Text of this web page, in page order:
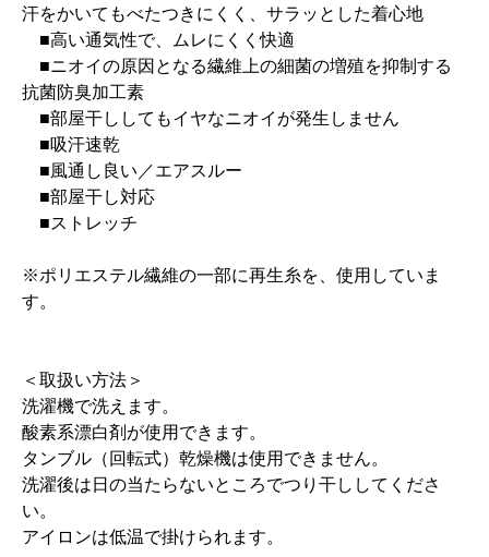
汗をかいてもべたつきにくく、サラッとした着心地
■高い通気性で、ムレにくく快適
■ニオイの原因となる繊維上の細菌の増殖を抑制する
抗菌防臭加工素
■部屋干ししてもイヤなニオイが発生しません
■吸汗速乾
■風通し良い／エアスルー
■部屋干し対応
■ストレッチ
※ポリエステル繊維の一部に再生糸を、使用していま
す。
＜取扱い方法＞
洗濯機で洗えます。
酸素系漂白剤が使用できます。
タンブル（回転式）乾燥機は使用できません。
洗濯後は日の当たらないところでつり干ししてくださ
い。
アイロンは低温で掛けられます。